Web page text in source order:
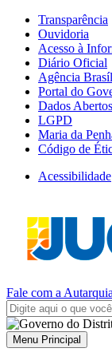
Transparência
Ouvidoria
Acesso à
Diário Oficial
Agência
Portal do
Dados Abertos
LGPD
Maria da
Código de
Acessibilidade
Fale com a Autarquia
Menu Principal